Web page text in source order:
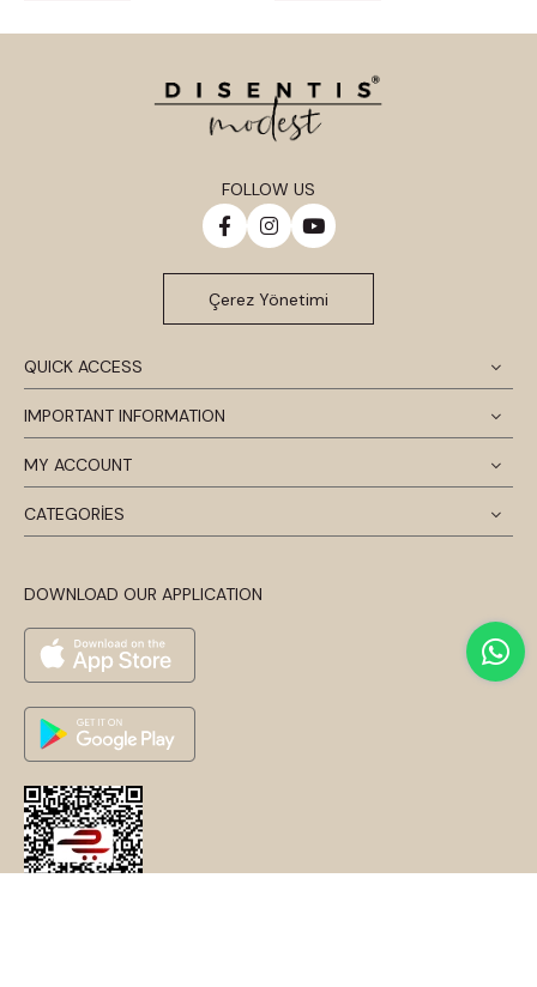
QUICK ACCESS
IMPORTANT INFORMATION
MY ACCOUNT
CATEGORİES
DOWNLOAD OUR APPLICATION
FOLLOW US
Çerez Yönetimi